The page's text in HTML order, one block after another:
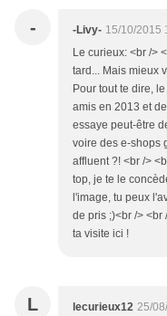
- -Livy- 15/10/2015
Le curieux: <br />
tard... Mais mieux
Pour tout te dire,
amis en 2013 et
essaye peut-être
voire des e-shops
affluent ?! <br />
top, je te le
l'image, tu peux
de pris ;)<br /> <br
ta visite ici !
L lecurieux12 25/